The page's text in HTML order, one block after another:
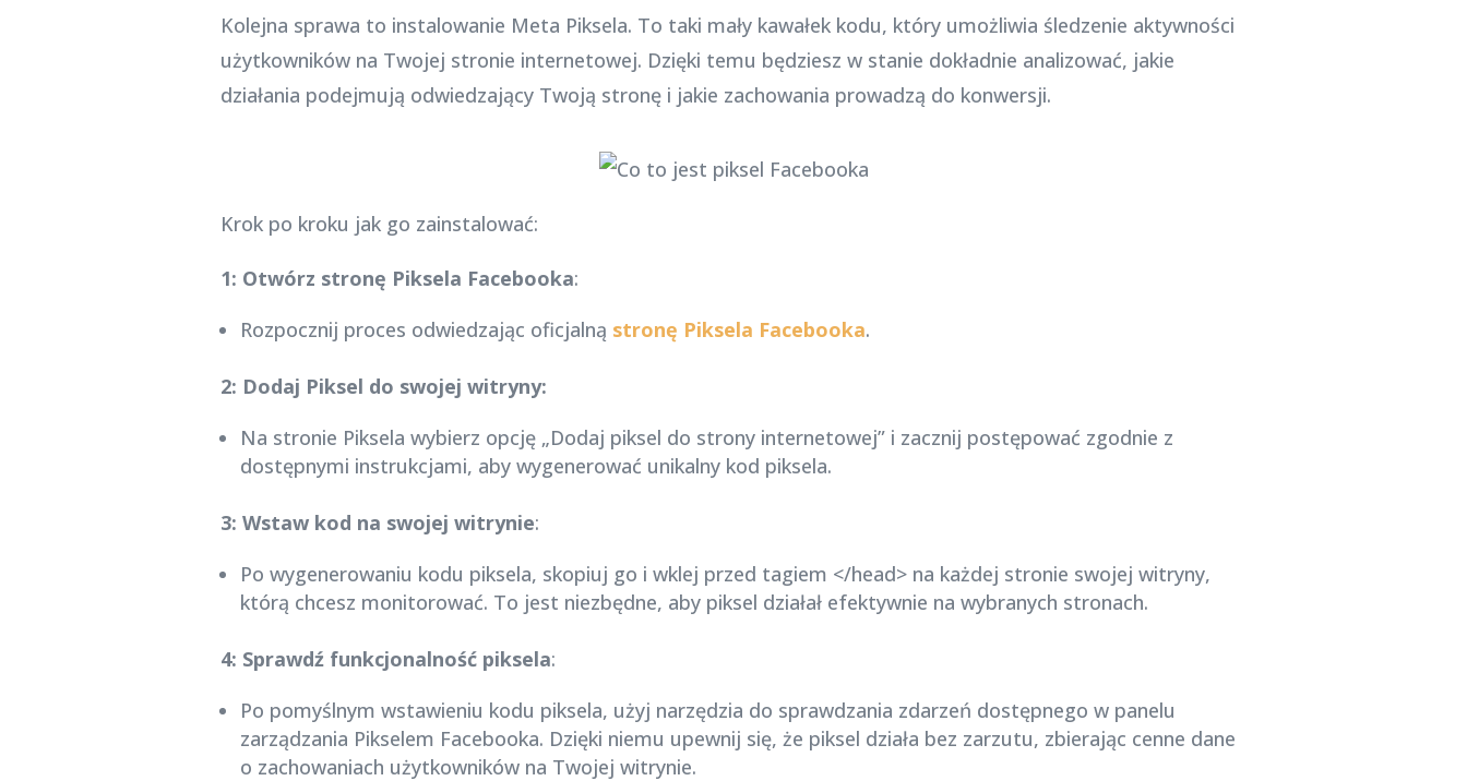
Kolejna sprawa to instalowanie Meta Piksela. To taki mały kawałek kodu, który umożliwia śledzenie aktywności
użytkowników na Twojej stronie internetowej. Dzięki temu będziesz w stanie dokładnie analizować, jakie
działania podejmują odwiedzający Twoją stronę i jakie zachowania prowadzą do konwersji.
Krok po kroku jak go zainstalować:
1: Otwórz stronę Piksela Facebooka:
Rozpocznij proces odwiedzając oficjalną stronę Piksela Facebooka.
2: Dodaj Piksel do swojej witryny:
Na stronie Piksela wybierz opcję „Dodaj piksel do strony internetowej” i zacznij postępować zgodnie z
dostępnymi instrukcjami, aby wygenerować unikalny kod piksela.
3: Wstaw kod na swojej witrynie:
Po wygenerowaniu kodu piksela, skopiuj go i wklej przed tagiem </head> na każdej stronie swojej witryny,
którą chcesz monitorować. To jest niezbędne, aby piksel działał efektywnie na wybranych stronach.
4: Sprawdź funkcjonalność piksela:
Po pomyślnym wstawieniu kodu piksela, użyj narzędzia do sprawdzania zdarzeń dostępnego w panelu
zarządzania Pikselem Facebooka. Dzięki niemu upewnij się, że piksel działa bez zarzutu, zbierając cenne dane
o zachowaniach użytkowników na Twojej witrynie.